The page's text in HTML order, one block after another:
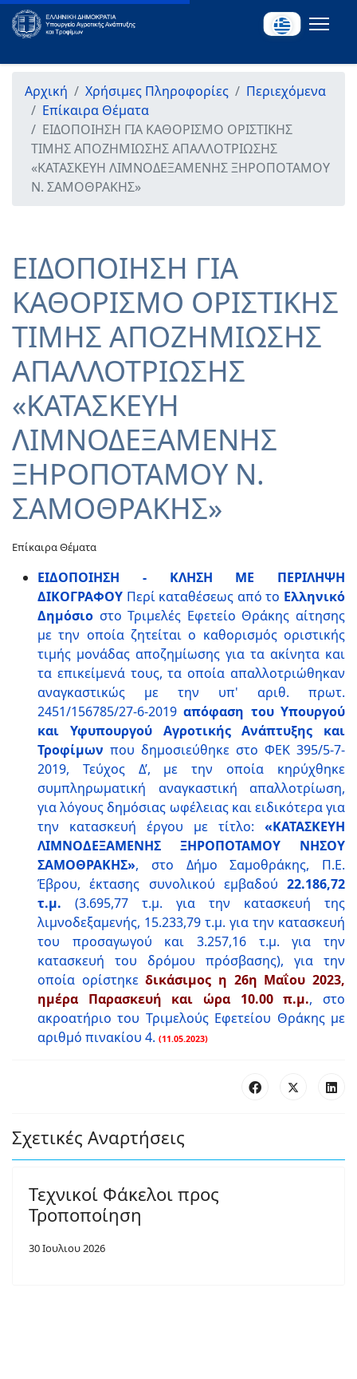
Αρχική Χρήσιμες Πληροφορίες
Περιεχόμενα
Επίκαιρα Θέματα
ΕΙΔΟΠΟΙΗΣΗ ΓΙΑ ΚΑΘΟΡΙΣΜΟ ΟΡΙΣΤΙΚΗΣ
ΤΙΜΗΣ ΑΠΟΖΗΜΙΩΣΗΣ ΑΠΑΛΛΟΤΡΙΩΣΗΣ
«ΚΑΤΑΣΚΕΥΗ ΛΙΜΝΟΔΕΞΑΜΕΝΗΣ ΞΗΡΟΠΟΤΑΜΟΥ
Ν. ΣΑΜΟΘΡΑΚΗΣ»
ΕΙΔΟΠΟΙΗΣΗ ΓΙΑ
ΚΑΘΟΡΙΣΜΟ ΟΡΙΣΤΙΚΗΣ
ΤΙΜΗΣ ΑΠΟΖΗΜΙΩΣΗΣ
ΑΠΑΛΛΟΤΡΙΩΣΗΣ
«ΚΑΤΑΣΚΕΥΗ
ΛΙΜΝΟΔΕΞΑΜΕΝΗΣ
ΞΗΡΟΠΟΤΑΜΟΥ Ν.
ΣΑΜΟΘΡΑΚΗΣ»
Επίκαιρα Θέματα
ΕΙΔΟΠΟΙΗΣΗ - ΚΛΗΣΗ ΜΕ ΠΕΡΙΛΗΨΗ
ΔΙΚΟΓΡΑΦΟΥ Περί καταθέσεως από το Ελληνικό
Δημόσιο στο Τριμελές Εφετείο Θράκης αίτησης
με την οποία ζητείται ο καθορισμός οριστικής
τιμής μονάδας αποζημίωσης για τα ακίνητα και
τα επικείμενά τους, τα οποία απαλλοτριώθηκαν
αναγκαστικώς με την υπ' αριθ. πρωτ.
2451/156785/27-6-2019απόφαση του Υπουργού
και Υφυπουργού Αγροτικής Ανάπτυξης και
Τροφίμων που δημοσιεύθηκε στο ΦΕΚ 395/5-7-
2019, Τεύχος Δ’, με την οποία κηρύχθηκε
συμπληρωματική αναγκαστική απαλλοτρίωση,
για λόγους δημόσιας ωφέλειας και ειδικότερα για
την κατασκευή έργου με τίτλο: «ΚΑΤΑΣΚΕΥΗ
ΛΙΜΝΟΔΕΞΑΜΕΝΗΣ ΞΗΡΟΠΟΤΑΜΟΥ ΝΗΣΟΥ
ΣΑΜΟΘΡΑΚΗΣ», στο Δήμο Σαμοθράκης, Π.Ε.
Έβρου, έκτασης συνολικού εμβαδού 22.186,72
τ.μ. (3.695,77 τ.μ. για την κατασκευή της
λιμνοδεξαμενής, 15.233,79 τ.μ. για την κατασκευή
του προσαγωγού και 3.257,16 τ.μ. για την
κατασκευή του δρόμου πρόσβασης), για την
οποία ορίστηκεδικάσιμος η 26η Μαΐου 2023,
ημέρα Παρασκευή και ώρα 10.00 π.μ., στο
ακροατήριο του Τριμελούς Εφετείου Θράκης με
αριθμό πινακίου 4. (11.05.2023)
Σχετικές Αναρτήσεις
Τεχνικοί Φάκελοι προς
Τροποποίηση
30 Ιουλιου 2026